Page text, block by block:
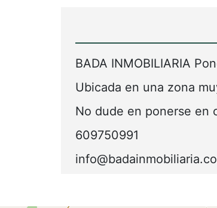
BADA INMOBILIARIA
Ubicada en una zona
No dude en ponerse en
609750991